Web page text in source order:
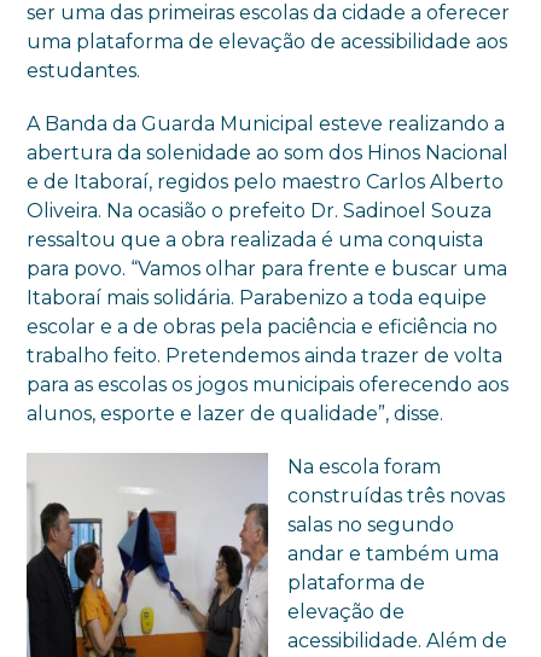
ser uma das primeiras escolas da cidade a oferecer
uma plataforma de elevação de acessibilidade aos
estudantes.
A Banda da Guarda Municipal esteve realizando a
abertura da solenidade ao som dos Hinos Nacional
e de Itaboraí, regidos pelo maestro Carlos Alberto
Oliveira. Na ocasião o prefeito Dr. Sadinoel Souza
ressaltou que a obra realizada é uma conquista
para povo. “Vamos olhar para frente e buscar uma
Itaboraí mais solidária. Parabenizo a toda equipe
escolar e a de obras pela paciência e eficiência no
trabalho feito. Pretendemos ainda trazer de volta
para as escolas os jogos municipais oferecendo aos
alunos, esporte e lazer de qualidade”, disse.
Na escola foram
construídas três novas
salas no segundo
andar e também uma
plataforma de
elevação de
acessibilidade. Além de